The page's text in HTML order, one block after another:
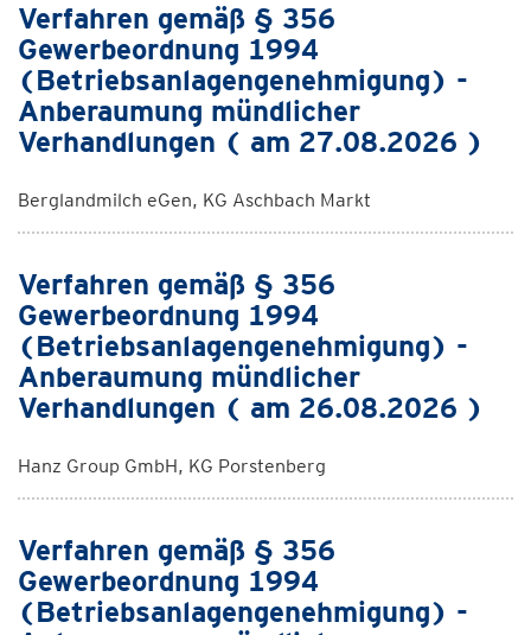
Verfahren gemäß § 356
Gewerbeordnung 1994
(Betriebsanlagengenehmigung) -
Anberaumung mündlicher
Verhandlungen ( am 27.08.2026 )
Berglandmilch eGen, KG Aschbach Markt
Verfahren gemäß § 356
Gewerbeordnung 1994
(Betriebsanlagengenehmigung) -
Anberaumung mündlicher
Verhandlungen ( am 26.08.2026 )
Hanz Group GmbH, KG Porstenberg
Verfahren gemäß § 356
Gewerbeordnung 1994
(Betriebsanlagengenehmigung) -